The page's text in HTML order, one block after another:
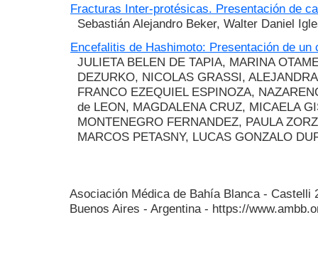
Fracturas Inter-protésicas. Presentación de
Sebastián Alejandro Beker, Walter Daniel
Encefalitis de Hashimoto: Presentación de un
JULIETA BELEN DE TAPIA, MARINA
DEZURKO, NICOLAS GRASSI,
FRANCO EZEQUIEL ESPINOZA,
de LEON, MAGDALENA CRUZ, MICAELA
MONTENEGRO FERNANDEZ, PAULA
MARCOS PETASNY, LUCAS GONZALO
Asociación Médica de Bahía Blanca - Castelli
Buenos Aires - Argentina - https://